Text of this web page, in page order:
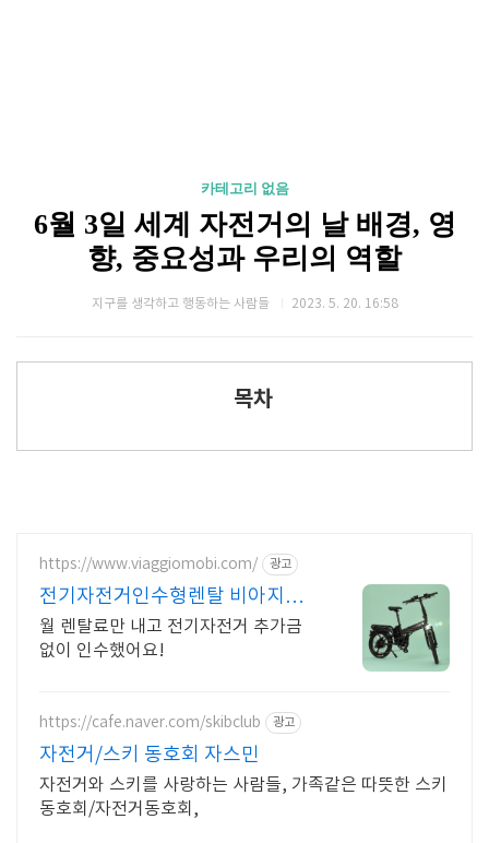
카테고리 없음
6월 3일 세계 자전거의 날 배경, 영
향, 중요성과 우리의 역할
지구를 생각하고 행동하는 사람들 2023. 5. 20. 16:58
목차
https://www.viaggiomobi.com/ 광고
전기자전거인수형렌탈 비아지오
추가금0원, 출퇴근자전거마련
월 렌탈료만 내고 전기자전거 추가금
없이 인수했어요!
https://cafe.naver.com/skibclub 광고
자전거/스키 동호회 자스민
자전거와 스키를 사랑하는 사람들, 가족같은 따뜻한 스키
동호회/자전거동호회,